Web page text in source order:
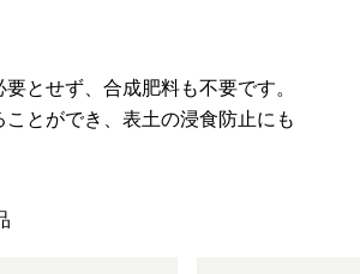
とせず、合成肥料も不要です。
とができ、表土の浸食防止にも